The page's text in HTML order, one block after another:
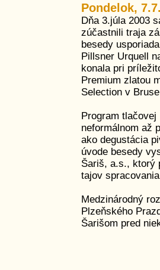
Pondelok,
Dňa 3.júla 2003
zúčastnili traja
besedy
Pillsner Urquell
konala pri
Premium zlatou
Selection v
Program
neformálnom až
ako degustácia
úvode besedy
Šariš, a.s., ktorý
tajov
Medzinárodný
Plzeňského
Šarišom pred